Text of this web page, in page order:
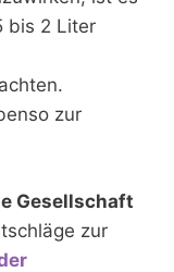
bis 2 Liter
zur
Gesellschaft
zur